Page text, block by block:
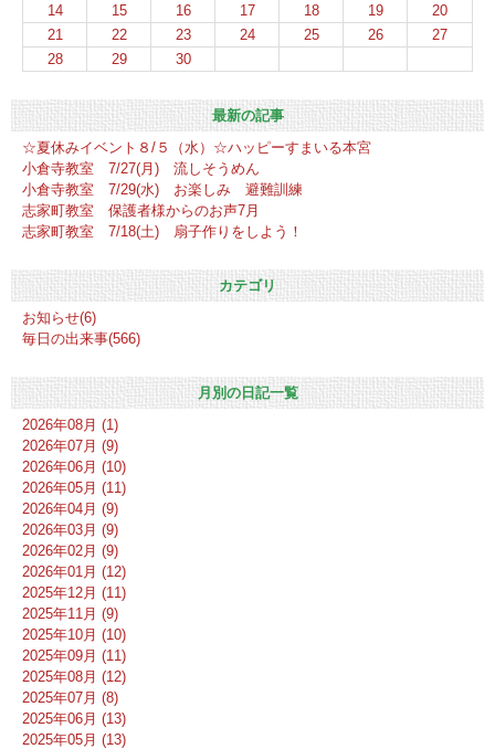
14
15 16 17 18 19
20
21
22 23 24 25 26
27
28
29 30
最新の記事
☆夏休みイベント８/５（水）☆ハッピーすまいる本宮
小倉寺教室 7/27(月) 流しそうめん
小倉寺教室 7/29(水) お楽しみ 避難訓練
志家町教室 保護者様からのお声7月
志家町教室 7/18(土) 扇子作りをしよう！
カテゴリ
お知らせ(6)
毎日の出来事(566)
月別の日記一覧
2026年08月 (1)
2026年07月 (9)
2026年06月 (10)
2026年05月 (11)
2026年04月 (9)
2026年03月 (9)
2026年02月 (9)
2026年01月 (12)
2025年12月 (11)
2025年11月 (9)
2025年10月 (10)
2025年09月 (11)
2025年08月 (12)
2025年07月 (8)
2025年06月 (13)
2025年05月 (13)